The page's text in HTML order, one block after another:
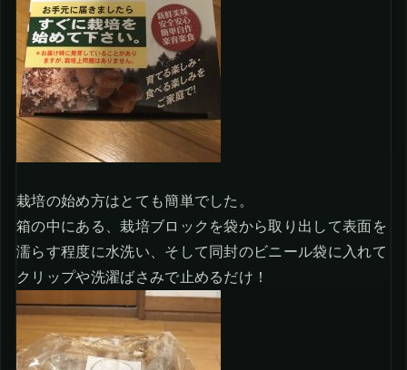
栽培の始め方はとても簡単でした。
箱の中にある、栽培ブロックを袋から取り出して表面を
濡らす程度に水洗い、そして同封のビニール袋に入れて
クリップや洗濯ばさみで止めるだけ！